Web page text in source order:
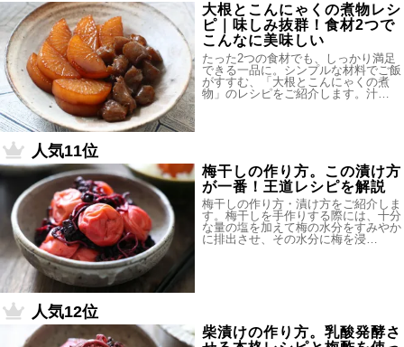
大根とこんにゃくの煮物レシ
ピ｜味しみ抜群！食材2つで
こんなに美味しい
たった2つの食材でも、しっかり満足
できる一品に。シンプルな材料でご飯
がすすむ、「大根とこんにゃくの煮
物」のレシピをご紹介します。汁…
人気11位
梅干しの作り方。この漬け方
が一番！王道レシピを解説
梅干しの作り方・漬け方をご紹介しま
す。梅干しを手作りする際には、十分
な量の塩を加えて梅の水分をすみやか
に排出させ、その水分に梅を浸…
人気12位
柴漬けの作り方。乳酸発酵さ